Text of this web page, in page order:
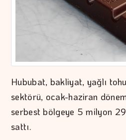
Hububat, bakliyat, yağlı
sektörü, ocak-haziran
serbest bölgeye 5 milyon
sattı.